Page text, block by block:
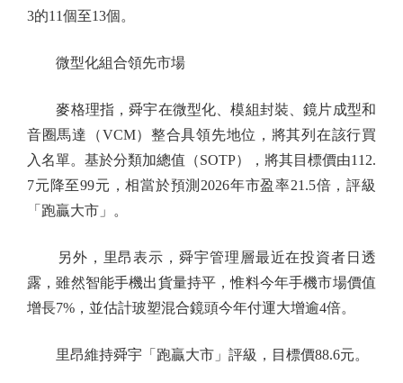
3的11個至13個。
微型化組合領先市場
麥格理指，舜宇在微型化、模組封裝、鏡片成型和
音圈馬達（VCM）整合具領先地位，將其列在該行買
入名單。基於分類加總值（SOTP），將其目標價由112.
7元降至99元，相當於預測2026年市盈率21.5倍，評級
「跑贏大市」。
另外，里昂表示，舜宇管理層最近在投資者日透
露，雖然智能手機出貨量持平，惟料今年手機市場價值
增長7%，並估計玻塑混合鏡頭今年付運大增逾4倍。
里昂維持舜宇「跑贏大市」評級，目標價88.6元。